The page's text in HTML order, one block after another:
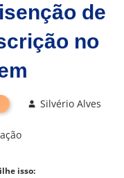
de
no
Silvério Alves
isso: